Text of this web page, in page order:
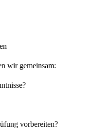
wir gemeinsam:
vorbereiten?